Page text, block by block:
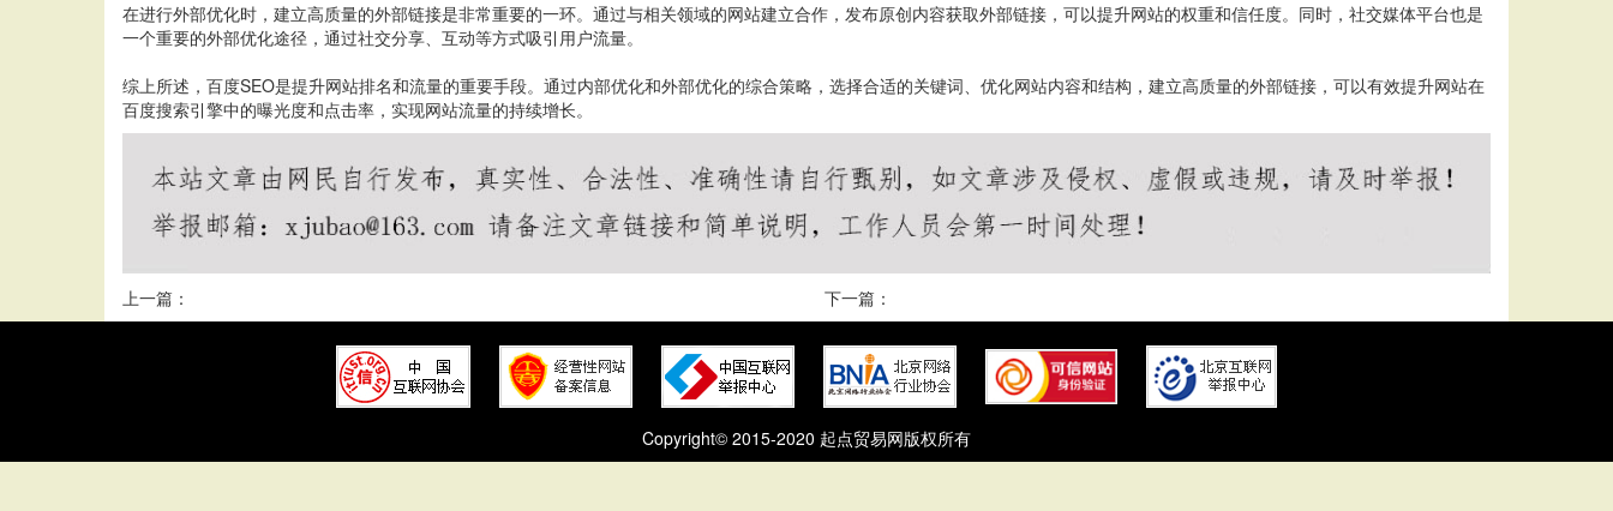
在进行外部优化时，建立高质量的外部链接是非常重要的一环。通过与相关领域的网站建立合作，发布原创内容获取外部链接，可以提升网站的权重和信任度。同时，社交媒体平台也是
一个重要的外部优化途径，通过社交分享、互动等方式吸引用户流量。
综上所述，百度SEO是提升网站排名和流量的重要手段。通过内部优化和外部优化的综合策略，选择合适的关键词、优化网站内容和结构，建立高质量的外部链接，可以有效提升网站在
百度搜索引擎中的曝光度和点击率，实现网站流量的持续增长。
上一篇： 下一篇：
Copyright© 2015-2020 起点贸易网版权所有